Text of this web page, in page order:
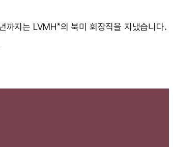
까지는 LVMH*의 북미 회장직을 지냈습니다.